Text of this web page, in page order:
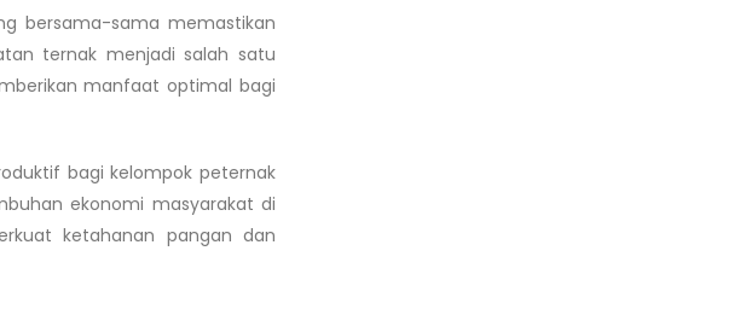
bersama-sama memastikan
ternak menjadi salah satu
manfaat optimal bagi
bagi kelompok peternak
ekonomi masyarakat di
ketahanan pangan dan